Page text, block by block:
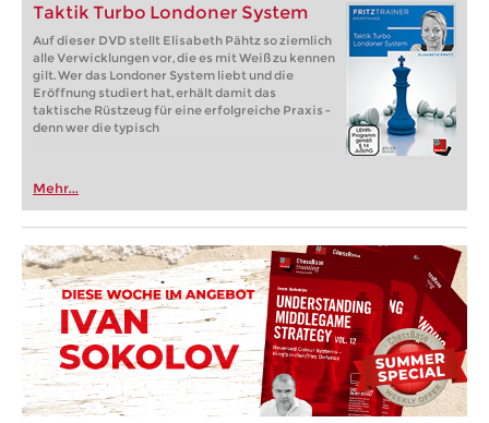
Taktik Turbo Londoner System
Auf dieser DVD stellt Elisabeth Pähtz so ziemlich
alle Verwicklungen vor, die es mit Weiß zu kennen
gilt. Wer das Londoner System liebt und die
Eröffnung studiert hat, erhält damit das
taktische Rüstzeug für eine erfolgreiche Praxis -
denn wer die typisch
Mehr...